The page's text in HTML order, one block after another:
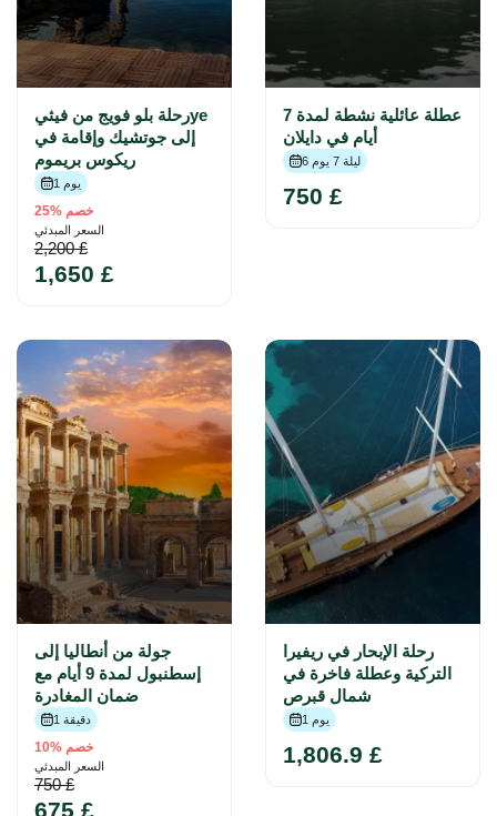
رحلة بلو فويج من فيثيye
إلى جوتشيك وإقامة في
ريكوس بريموم
1 يوم
خصم %25
السعر المبدئي
2,200 £
1,650 £
عطلة عائلية نشطة لمدة 7
أيام في دايلان
6 ليلة 7 يوم
750 £
جولة من أنطاليا إلى
إسطنبول لمدة 9 أيام مع
ضمان المغادرة
1 دقيقة
خصم %10
السعر المبدئي
750 £
675 £
رحلة الإبحار في ريفيرا
التركية وعطلة فاخرة في
شمال قبرص
1 يوم
1,806.9 £